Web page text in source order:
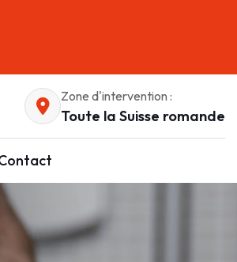
Zone d'intervention :
Toute la Suisse romande